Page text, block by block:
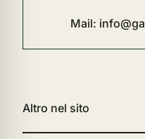
Mail:
Altro nel sito